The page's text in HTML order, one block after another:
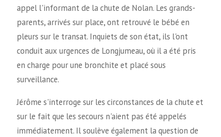
appel l'informant de la chute de Nolan. Les grands-
parents, arrivés sur place, ont retrouvé le bébé en
pleurs sur le transat. Inquiets de son état, ils l'ont
conduit aux urgences de Longjumeau, où il a été pris
en charge pour une bronchite et placé sous
surveillance.
Jérôme s'interroge sur les circonstances de la chute et
sur le fait que les secours n'aient pas été appelés
immédiatement. Il soulève également la question de